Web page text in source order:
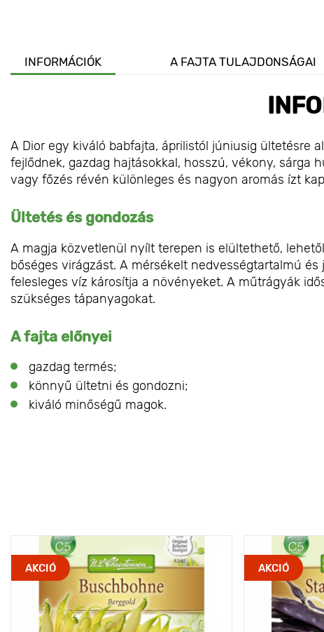
INFORMÁCIÓK A FAJTA TULAJDONSÁGAI
A Dior egy kiváló babfajta, áprilistól júniusig ültetésre
fejlődnek, gazdag hajtásokkal, hosszú, vékony, sárga
vagy főzés révén különleges és nagyon aromás ízt
Ültetés és gondozás
A magja közvetlenül nyílt terepen is elültethető,
bőséges virágzást. A mérsékelt nedvességtartalmú
felesleges víz károsítja a növényeket. A műtrágyák
szükséges tápanyagokat.
A fajta előnyei
gazdag termés;
könnyű ültetni és gondozni;
kiváló minőségű magok.
AKCIÓ AKCIÓ